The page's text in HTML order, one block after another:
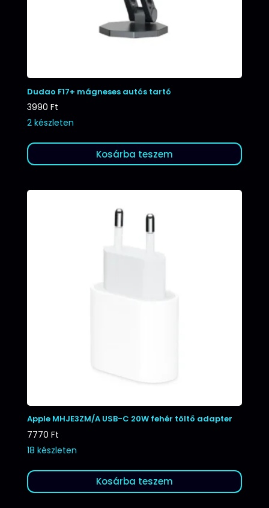
Dudao F17+ mágneses autós tartó
3990 Ft
2 készleten
Kosárba teszem
Apple MHJE3ZM/A USB-C 20W fehér töltő adapter
7770 Ft
18 készleten
Kosárba teszem